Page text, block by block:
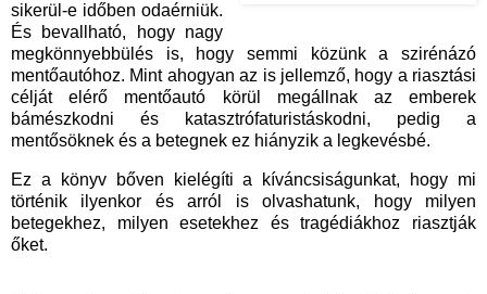
sikerül-e időben odaérniük.
És bevallható, hogy nagy
megkönnyebbülés is, hogy semmi közünk a szirénázó
mentőautóhoz. Mint ahogyan az is jellemző, hogy a riasztási
célját elérő mentőautó körül megállnak az emberek
bámészkodni és katasztrófaturistáskodni, pedig a
mentősöknek és a betegnek ez hiányzik a legkevésbé.
Ez a könyv bőven kielégíti a kíváncsiságunkat, hogy mi
történik ilyenkor és arról is olvashatunk, hogy milyen
betegekhez, milyen esetekhez és tragédiákhoz riasztják
őket.